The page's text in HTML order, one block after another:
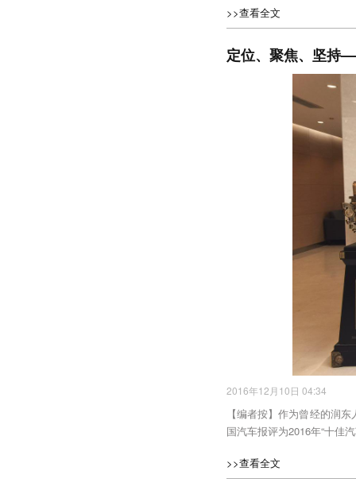
>>查看全文
定位、聚焦、坚持
2016年12月10日 04:34
【编者按】作为曾经的润
国汽车报评为2016年“十佳
>>查看全文